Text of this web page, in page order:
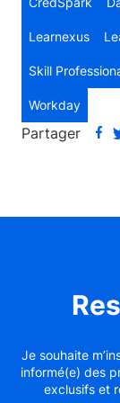
Learnexus
Skill
Workday
Partager
Je souhaite
informé(e) des
exclusifs et